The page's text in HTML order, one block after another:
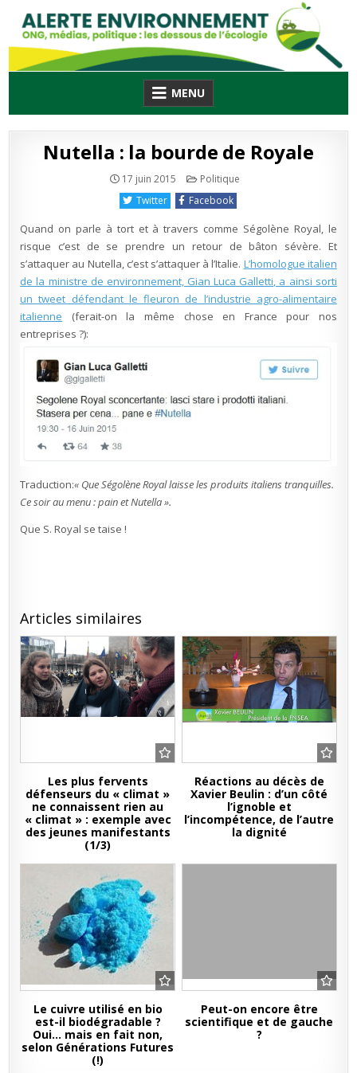
content
MENU
Nutella : la bourde de Royale
17 juin 2015 Publié
Politique
Twitter
Facebook
Quand on parle à tort et à travers comme Ségolène Royal, le
risque c’est de se prendre un retour de bâton sévère. Et
s’attaquer au Nutella, c’est s’attaquer à l’Italie. L’homologue italien
de la ministre de environnement, Gian Luca Galletti, a ainsi sorti
un tweet défendant le fleuron de l’industrie agro-alimentaire
italienne (ferait-on la même chose en France pour nos
entreprises ?):
Traduction:« Que Ségolène Royal laisse les produits italiens tranquilles.
Ce soir au menu : pain et Nutella ».
Que S. Royal se taise !
Articles similaires
Les plus fervents
défenseurs du « climat »
ne connaissent rien au
« climat » : exemple avec
des jeunes manifestants
(1/3)
Réactions au décès de
Xavier Beulin : d’un côté
l’ignoble et
l’incompétence, de l’autre
la dignité
Le cuivre utilisé en bio
est-il biodégradable ?
Oui… mais en fait non,
selon Générations Futures
(!)
Peut-on encore être
scientifique et de gauche
?